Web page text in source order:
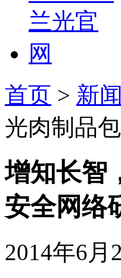
首页 > 新
光肉制品
增知长智
安全网络
2014年6月